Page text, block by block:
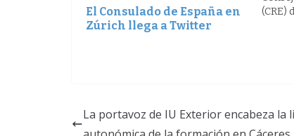
El Consulado de España en
Zúrich llega a Twitter
(CRE)
La portavoz de IU Exterior encabeza la